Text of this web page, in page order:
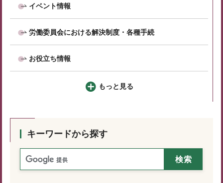
イベント情報
労働委員会における解決制度・各種手続
お役立ち情報
もっと見る
キーワードから探す